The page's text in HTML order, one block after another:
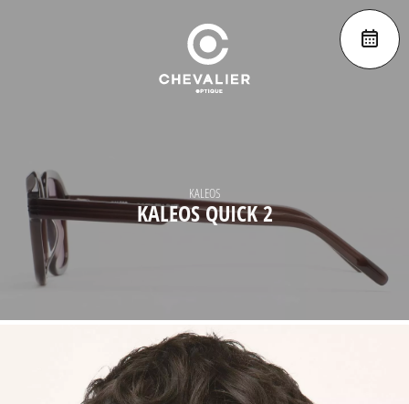
KALEOS
KALEOS QUICK 2